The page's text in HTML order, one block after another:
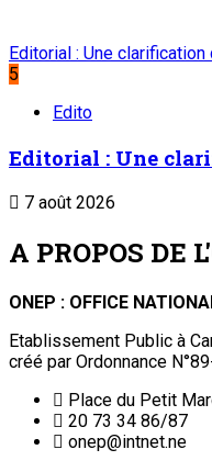
Editorial : Une clarification
5
Edito
Editorial : Une
7 août 2026
A PROPOS DE
ONEP : OFFICE
Etablissement Public à
créé par Ordonnance
Place du Petit
20 73 34 86/87
onep@intnet.ne